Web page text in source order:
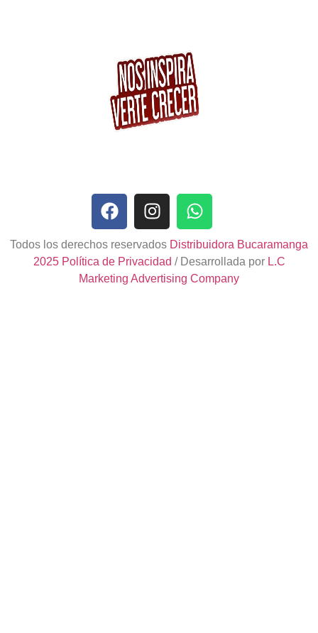
Todos los derechos reservados Distribuidora Bucaramanga
2025Política de Privacidad / Desarrollada porL.C
Marketing Advertising Company